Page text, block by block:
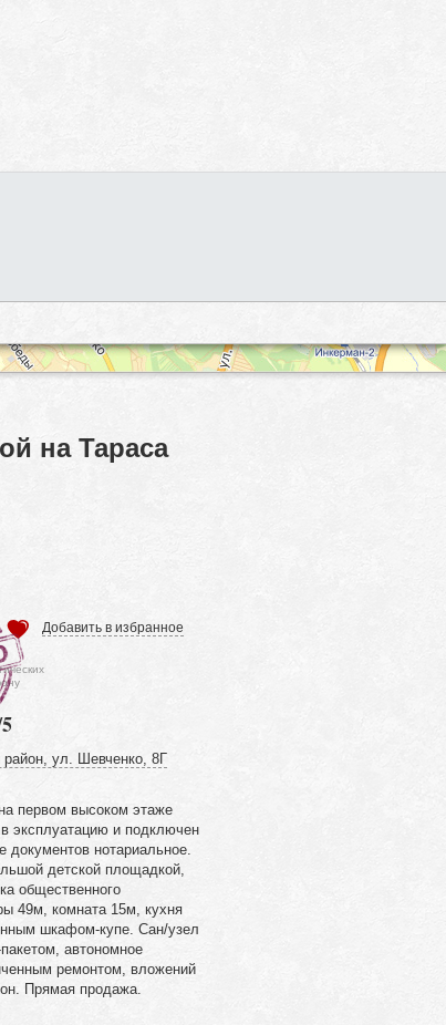
на Тараса
Добавить в избранное
район, ул. Шевченко, 8Г
первом высоком этаже
эксплуатацию и подключен
нотариальное.
детской площадкой,
общественного
49м, комната 15м, кухня
шкафом-купе. Сан/узел
автономное
ремонтом, вложений
Прямая продажа.